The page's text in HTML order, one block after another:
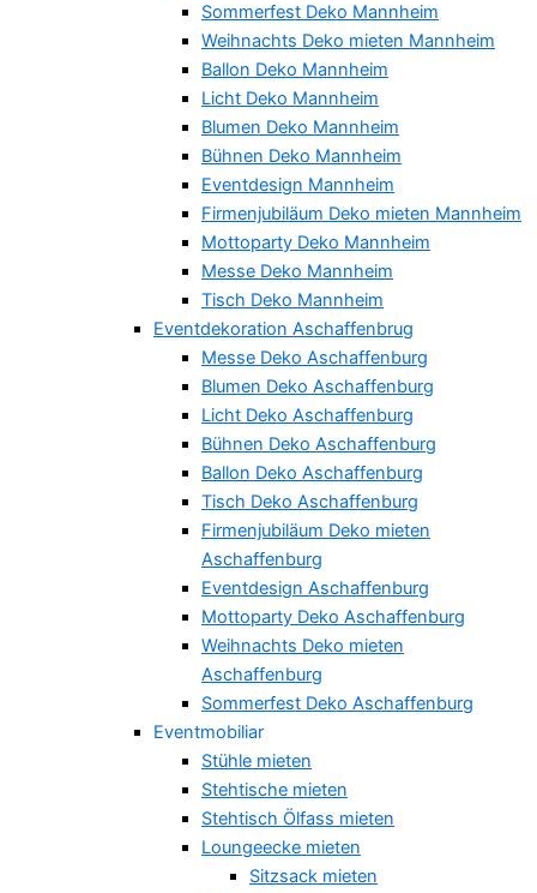
Sommerfest Deko Mannheim
Weihnachts Deko mieten Mannheim
Ballon Deko Mannheim
Licht Deko Mannheim
Blumen Deko Mannheim
Bühnen Deko Mannheim
Eventdesign Mannheim
Firmenjubiläum Deko mieten Mannheim
Mottoparty Deko Mannheim
Messe Deko Mannheim
Tisch Deko Mannheim
Eventdekoration Aschaffenbrug
Messe Deko Aschaffenburg
Blumen Deko Aschaffenburg
Licht Deko Aschaffenburg
Bühnen Deko Aschaffenburg
Ballon Deko Aschaffenburg
Tisch Deko Aschaffenburg
Firmenjubiläum Deko mieten
Aschaffenburg
Eventdesign Aschaffenburg
Mottoparty Deko Aschaffenburg
Weihnachts Deko mieten
Aschaffenburg
Sommerfest Deko Aschaffenburg
Eventmobiliar
Stühle mieten
Stehtische mieten
Stehtisch Ölfass mieten
Loungeecke mieten
Sitzsack mieten